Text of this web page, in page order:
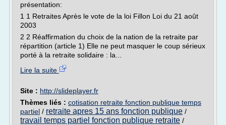
présentation:
1 1 Retraites Après le vote de la loi Fillon Loi du 21 août
2003
2 2 Réaffirmation du choix de la nation de la retraite par
répartition (article 1) Elle ne peut masquer le coup sérieux
porté à la retraite solidaire : la...
Lire la suite
Site : http://slideplayer.fr
Thèmes liés : cotisation retraite fonction publique temps
partiel / retraite apres 15 ans fonction publique /
travail temps partiel fonction publique retraite /